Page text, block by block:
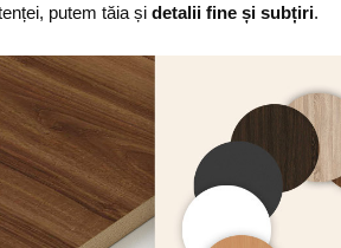
putem tăia și detalii fine și subțiri.